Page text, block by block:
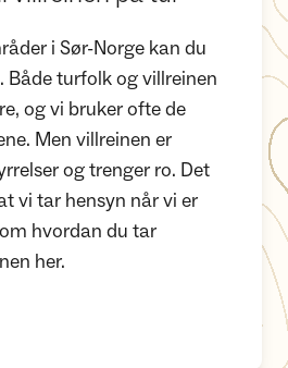
i Sør-Norge kan du
Både turfolk og villreinen
og vi bruker ofte de
Men villreinen er
og trenger ro. Det
vi tar hensyn når vi er
hvordan du tar
her.